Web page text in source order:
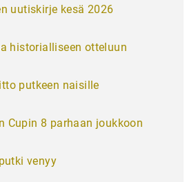
uutiskirje kesä 2026
historialliseen otteluun
putkeen naisille
Cupin 8 parhaan joukkoon
venyy